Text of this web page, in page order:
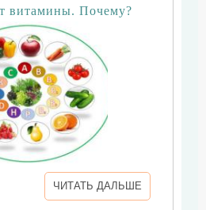
витамины. Почему?
ЧИТАТЬ ДАЛЬШЕ